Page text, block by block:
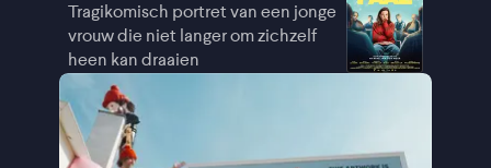
Tragikomisch portret van een jonge
vrouw die niet langer om zichzelf
heen kan draaien